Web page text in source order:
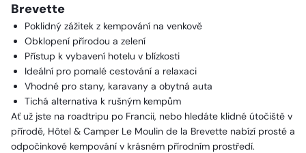
Brevette
Poklidný zážitek z kempování na venkově
Obklopení přírodou a zelení
Přístup k vybavení hotelu v blízkosti
Ideální pro pomalé cestování a relaxaci
Vhodné pro stany, karavany a obytná auta
Tichá alternativa k rušným kempům
Ať už jste na roadtripu po Francii, nebo hledáte klidné útočiště v
přírodě, Hôtel & Camper Le Moulin de la Brevette nabízí prosté a
odpočinkové kempování v krásném přírodním prostředí.